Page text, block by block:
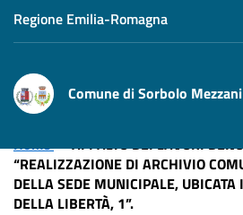
Regione Emilia-Romagna
Comune di Sorbolo Mezzani
Home
APPALTO DEI LAVORI
“REALIZZAZIONE DI ARCHIVIO
DELLA SEDE MUNICIPALE,
DELLA LIBERTÀ, 1”.